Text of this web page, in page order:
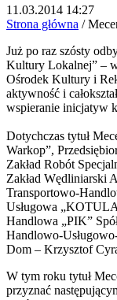
11.03.2014 14:27
Strona główna /
Już po raz szósty
Kultury Lokalnej” –
Ośrodek Kultury i
aktywność i
wspieranie inicjatyw
Dotychczas tytuł
Warkop”,
Zakład Robót
Zakład Wędliniarski
Transportowo-
Usługowa
Handlowa „PIK”
Handlowo-
Dom – Krzysztof
W tym roku tytuł
przyznać